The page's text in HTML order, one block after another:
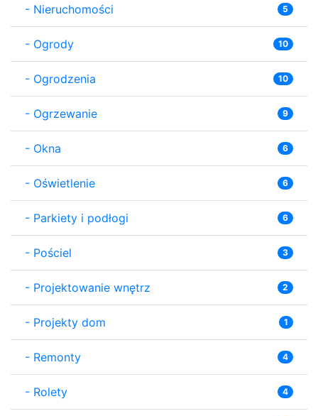
- Nieruchomości 5
- Ogrody 10
- Ogrodzenia 10
- Ogrzewanie 9
- Okna 6
- Oświetlenie 6
- Parkiety i podłogi 6
- Pościel 3
- Projektowanie wnętrz 2
- Projekty dom 1
- Remonty 4
- Rolety 4